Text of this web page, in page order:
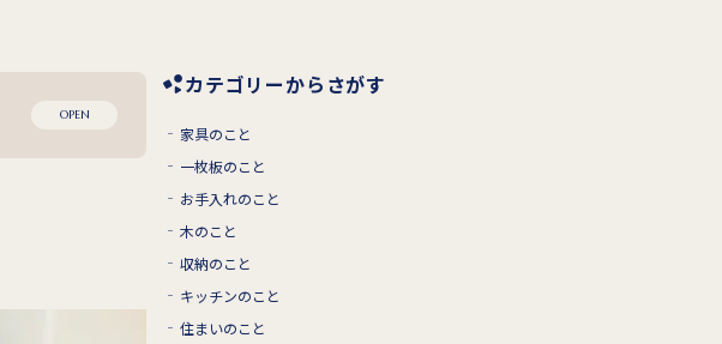
OPEN
カテゴリーからさがす
家具のこと
一枚板のこと
お手入れのこと
木のこと
収納のこと
キッチンのこと
住まいのこと